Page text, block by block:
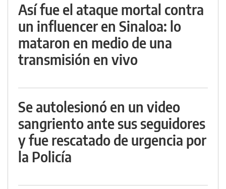
Así fue el ataque mortal contra
un influencer en Sinaloa: lo
mataron en medio de una
transmisión en vivo
Se autolesionó en un video
sangriento ante sus seguidores
y fue rescatado de urgencia por
la Policía